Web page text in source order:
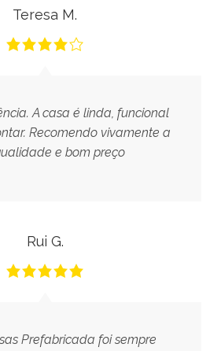
A casa é linda, funcional
Recomendo vivamente a
e bom preço
Teresa M.
Prefabricada foi sempre
Rui G.